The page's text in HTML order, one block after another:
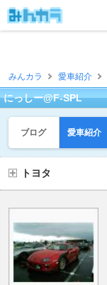
みんカラ 愛車紹介
にっしー@F-SPL
ブログ 愛車紹介
トヨタ